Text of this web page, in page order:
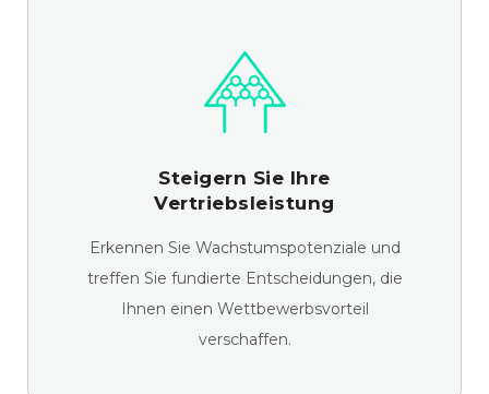
Steigern Sie Ihre
Vertriebsleistung
Erkennen Sie Wachstumspotenziale und
treffen Sie fundierte Entscheidungen, die
Ihnen einen Wettbewerbsvorteil
verschaffen.